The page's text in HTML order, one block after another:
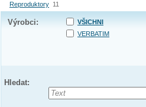
Reproduktory 11
Výrobci:
VŠICHNI
VERBATIM
Hledat: